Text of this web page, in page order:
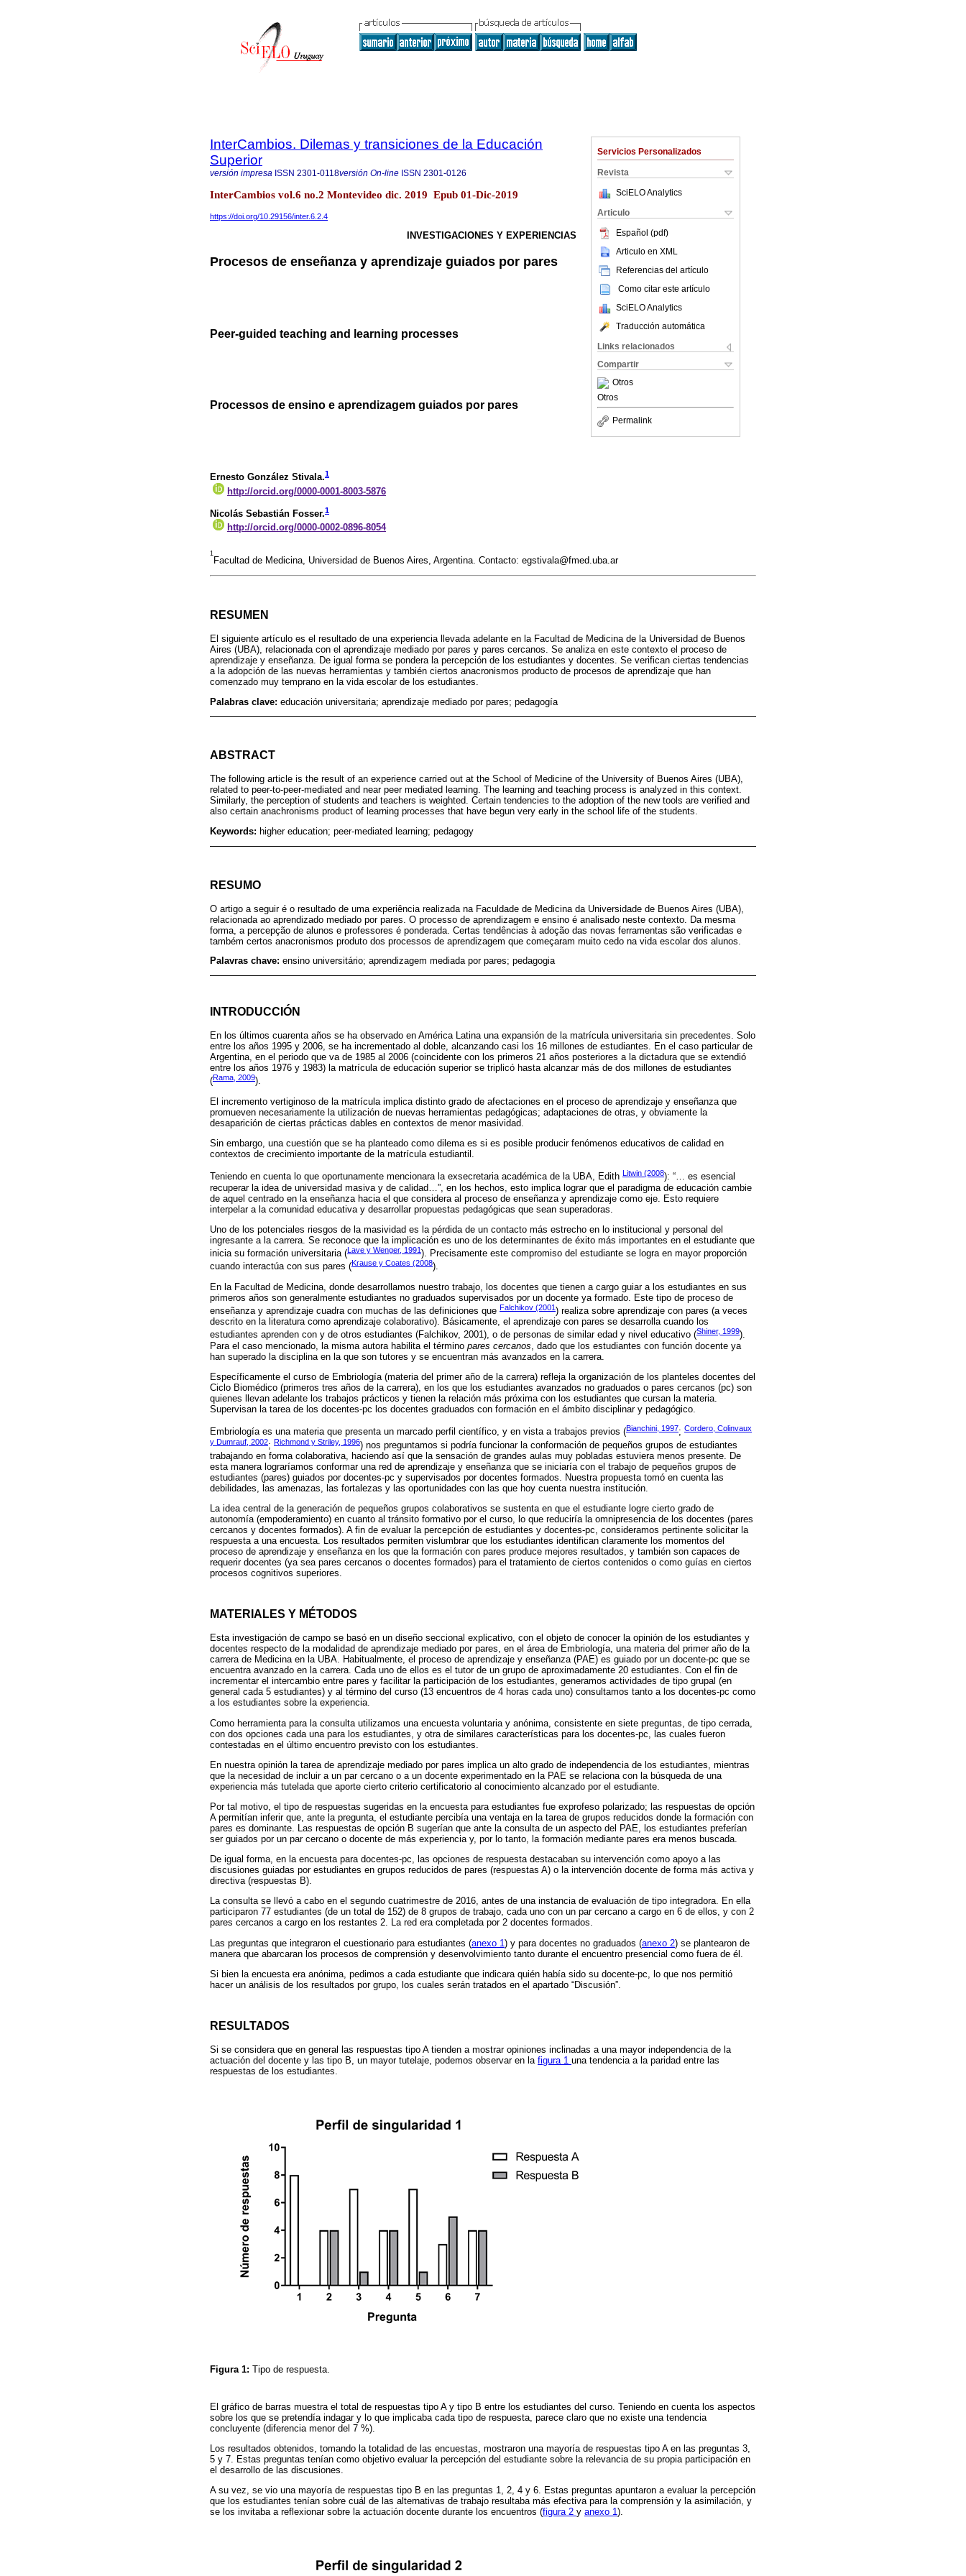
Servicios Personalizados
Revista
SciELO Analytics
Articulo
Español (pdf)
Articulo en XML
Referencias del artículo
Como citar este artículo
SciELO Analytics
Traducción automática
Links relacionados
Compartir
Otros
Otros
Permalink
InterCambios. Dilemas y transiciones de la Educación
Superior
versión impresa ISSN 2301-0118versión On-line ISSN 2301-0126
InterCambios vol.6 no.2 Montevideo dic. 2019 Epub 01-Dic-2019
https://doi.org/10.29156/inter.6.2.4
INVESTIGACIONES Y EXPERIENCIAS
Procesos de enseñanza y aprendizaje guiados por pares
Peer-guided teaching and learning processes
Processos de ensino e aprendizagem guiados por pares
Ernesto González Stivala.1
http://orcid.org/0000-0001-8003-5876
Nicolás Sebastián Fosser.1
http://orcid.org/0000-0002-0896-8054
1
Facultad de Medicina, Universidad de Buenos Aires, Argentina. Contacto: egstivala@fmed.uba.ar
RESUMEN
El siguiente artículo es el resultado de una experiencia llevada adelante en la Facultad de Medicina de la Universidad de Buenos
Aires (UBA), relacionada con el aprendizaje mediado por pares y pares cercanos. Se analiza en este contexto el proceso de
aprendizaje y enseñanza. De igual forma se pondera la percepción de los estudiantes y docentes. Se verifican ciertas tendencias
a la adopción de las nuevas herramientas y también ciertos anacronismos producto de procesos de aprendizaje que han
comenzado muy temprano en la vida escolar de los estudiantes.
Palabras clave: educación universitaria; aprendizaje mediado por pares; pedagogía
ABSTRACT
The following article is the result of an experience carried out at the School of Medicine of the University of Buenos Aires (UBA),
related to peer-to-peer-mediated and near peer mediated learning. The learning and teaching process is analyzed in this context.
Similarly, the perception of students and teachers is weighted. Certain tendencies to the adoption of the new tools are verified and
also certain anachronisms product of learning processes that have begun very early in the school life of the students.
Keywords: higher education; peer-mediated learning; pedagogy
RESUMO
O artigo a seguir é o resultado de uma experiência realizada na Faculdade de Medicina da Universidade de Buenos Aires (UBA),
relacionada ao aprendizado mediado por pares. O processo de aprendizagem e ensino é analisado neste contexto. Da mesma
forma, a percepção de alunos e professores é ponderada. Certas tendências à adoção das novas ferramentas são verificadas e
também certos anacronismos produto dos processos de aprendizagem que começaram muito cedo na vida escolar dos alunos.
Palavras chave: ensino universitário; aprendizagem mediada por pares; pedagogia
INTRODUCCIÓN
En los últimos cuarenta años se ha observado en América Latina una expansión de la matrícula universitaria sin precedentes. Solo
entre los años 1995 y 2006, se ha incrementado al doble, alcanzando casi los 16 millones de estudiantes. En el caso particular de
Argentina, en el periodo que va de 1985 al 2006 (coincidente con los primeros 21 años posteriores a la dictadura que se extendió
entre los años 1976 y 1983) la matrícula de educación superior se triplicó hasta alcanzar más de dos millones de estudiantes
(Rama, 2009).
El incremento vertiginoso de la matrícula implica distinto grado de afectaciones en el proceso de aprendizaje y enseñanza que
promueven necesariamente la utilización de nuevas herramientas pedagógicas; adaptaciones de otras, y obviamente la
desaparición de ciertas prácticas dables en contextos de menor masividad.
Sin embargo, una cuestión que se ha planteado como dilema es si es posible producir fenómenos educativos de calidad en
contextos de crecimiento importante de la matrícula estudiantil.
Teniendo en cuenta lo que oportunamente mencionara la exsecretaria académica de la UBA, Edith Litwin (2008): “… es esencial
recuperar la idea de universidad masiva y de calidad…”, en los hechos, esto implica lograr que el paradigma de educación cambie
de aquel centrado en la enseñanza hacia el que considera al proceso de enseñanza y aprendizaje como eje. Esto requiere
interpelar a la comunidad educativa y desarrollar propuestas pedagógicas que sean superadoras.
Uno de los potenciales riesgos de la masividad es la pérdida de un contacto más estrecho en lo institucional y personal del
ingresante a la carrera. Se reconoce que la implicación es uno de los determinantes de éxito más importantes en el estudiante que
inicia su formación universitaria (Lave y Wenger, 1991). Precisamente este compromiso del estudiante se logra en mayor proporción
cuando interactúa con sus pares (Krause y Coates (2008).
En la Facultad de Medicina, donde desarrollamos nuestro trabajo, los docentes que tienen a cargo guiar a los estudiantes en sus
primeros años son generalmente estudiantes no graduados supervisados por un docente ya formado. Este tipo de proceso de
enseñanza y aprendizaje cuadra con muchas de las definiciones que Falchikov (2001) realiza sobre aprendizaje con pares (a veces
descrito en la literatura como aprendizaje colaborativo). Básicamente, el aprendizaje con pares se desarrolla cuando los
estudiantes aprenden con y de otros estudiantes (Falchikov, 2001), o de personas de similar edad y nivel educativo (Shiner, 1999).
Para el caso mencionado, la misma autora habilita el término pares cercanos , dado que los estudiantes con función docente ya
han superado la disciplina en la que son tutores y se encuentran más avanzados en la carrera.
Específicamente el curso de Embriología (materia del primer año de la carrera) refleja la organización de los planteles docentes del
Ciclo Biomédico (primeros tres años de la carrera), en los que los estudiantes avanzados no graduados o pares cercanos (pc) son
quienes llevan adelante los trabajos prácticos y tienen la relación más próxima con los estudiantes que cursan la materia.
Supervisan la tarea de los docentes-pc los docentes graduados con formación en el ámbito disciplinar y pedagógico.
Embriología es una materia que presenta un marcado perfil científico, y en vista a trabajos previos (Bianchini, 1997; Cordero, Colinvaux
y Dumrauf, 2002; Richmond y Striley, 1996) nos preguntamos si podría funcionar la conformación de pequeños grupos de estudiantes
trabajando en forma colaborativa, haciendo así que la sensación de grandes aulas muy pobladas estuviera menos presente. De
esta manera lograríamos conformar una red de aprendizaje y enseñanza que se iniciaría con el trabajo de pequeños grupos de
estudiantes (pares) guiados por docentes-pc y supervisados por docentes formados. Nuestra propuesta tomó en cuenta las
debilidades, las amenazas, las fortalezas y las oportunidades con las que hoy cuenta nuestra institución.
La idea central de la generación de pequeños grupos colaborativos se sustenta en que el estudiante logre cierto grado de
autonomía (empoderamiento) en cuanto al tránsito formativo por el curso, lo que reduciría la omnipresencia de los docentes (pares
cercanos y docentes formados). A fin de evaluar la percepción de estudiantes y docentes-pc, consideramos pertinente solicitar la
respuesta a una encuesta. Los resultados permiten vislumbrar que los estudiantes identifican claramente los momentos del
proceso de aprendizaje y enseñanza en los que la formación con pares produce mejores resultados, y también son capaces de
requerir docentes (ya sea pares cercanos o docentes formados) para el tratamiento de ciertos contenidos o como guías en ciertos
procesos cognitivos superiores.
MATERIALES Y MÉTODOS
Esta investigación de campo se basó en un diseño seccional explicativo, con el objeto de conocer la opinión de los estudiantes y
docentes respecto de la modalidad de aprendizaje mediado por pares, en el área de Embriología, una materia del primer año de la
carrera de Medicina en la UBA. Habitualmente, el proceso de aprendizaje y enseñanza (PAE) es guiado por un docente-pc que se
encuentra avanzado en la carrera. Cada uno de ellos es el tutor de un grupo de aproximadamente 20 estudiantes. Con el fin de
incrementar el intercambio entre pares y facilitar la participación de los estudiantes, generamos actividades de tipo grupal (en
general cada 5 estudiantes) y al término del curso (13 encuentros de 4 horas cada uno) consultamos tanto a los docentes-pc como
a los estudiantes sobre la experiencia.
Como herramienta para la consulta utilizamos una encuesta voluntaria y anónima, consistente en siete preguntas, de tipo cerrada,
con dos opciones cada una para los estudiantes, y otra de similares características para los docentes-pc, las cuales fueron
contestadas en el último encuentro previsto con los estudiantes.
En nuestra opinión la tarea de aprendizaje mediado por pares implica un alto grado de independencia de los estudiantes, mientras
que la necesidad de incluir a un par cercano o a un docente experimentado en la PAE se relaciona con la búsqueda de una
experiencia más tutelada que aporte cierto criterio certificatorio al conocimiento alcanzado por el estudiante.
Por tal motivo, el tipo de respuestas sugeridas en la encuesta para estudiantes fue exprofeso polarizado; las respuestas de opción
A permitían inferir que, ante la pregunta, el estudiante percibía una ventaja en la tarea de grupos reducidos donde la formación con
pares es dominante. Las respuestas de opción B sugerían que ante la consulta de un aspecto del PAE, los estudiantes preferían
ser guiados por un par cercano o docente de más experiencia y, por lo tanto, la formación mediante pares era menos buscada.
De igual forma, en la encuesta para docentes-pc, las opciones de respuesta destacaban su intervención como apoyo a las
discusiones guiadas por estudiantes en grupos reducidos de pares (respuestas A) o la intervención docente de forma más activa y
directiva (respuestas B).
La consulta se llevó a cabo en el segundo cuatrimestre de 2016, antes de una instancia de evaluación de tipo integradora. En ella
participaron 77 estudiantes (de un total de 152) de 8 grupos de trabajo, cada uno con un par cercano a cargo en 6 de ellos, y con 2
pares cercanos a cargo en los restantes 2. La red era completada por 2 docentes formados.
Las preguntas que integraron el cuestionario para estudiantes (anexo 1) y para docentes no graduados (anexo 2) se plantearon de
manera que abarcaran los procesos de comprensión y desenvolvimiento tanto durante el encuentro presencial como fuera de él.
Si bien la encuesta era anónima, pedimos a cada estudiante que indicara quién había sido su docente-pc, lo que nos permitió
hacer un análisis de los resultados por grupo, los cuales serán tratados en el apartado “Discusión”.
RESULTADOS
Si se considera que en general las respuestas tipo A tienden a mostrar opiniones inclinadas a una mayor independencia de la
actuación del docente y las tipo B, un mayor tutelaje, podemos observar en la figura 1 una tendencia a la paridad entre las
respuestas de los estudiantes.
Figura 1: Tipo de respuesta.
El gráfico de barras muestra el total de respuestas tipo A y tipo B entre los estudiantes del curso. Teniendo en cuenta los aspectos
sobre los que se pretendía indagar y lo que implicaba cada tipo de respuesta, parece claro que no existe una tendencia
concluyente (diferencia menor del 7 %).
Los resultados obtenidos, tomando la totalidad de las encuestas, mostraron una mayoría de respuestas tipo A en las preguntas 3,
5 y 7. Estas preguntas tenían como objetivo evaluar la percepción del estudiante sobre la relevancia de su propia participación en
el desarrollo de las discusiones.
A su vez, se vio una mayoría de respuestas tipo B en las preguntas 1, 2, 4 y 6. Estas preguntas apuntaron a evaluar la percepción
que los estudiantes tenían sobre cuál de las alternativas de trabajo resultaba más efectiva para la comprensión y la asimilación, y
se los invitaba a reflexionar sobre la actuación docente durante los encuentros (figura 2 y anexo 1).